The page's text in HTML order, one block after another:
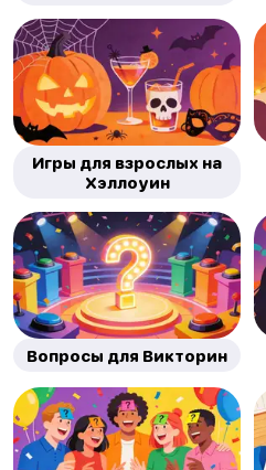
Игры для взрослых на
Хэллоуин
Вопросы для Викторин